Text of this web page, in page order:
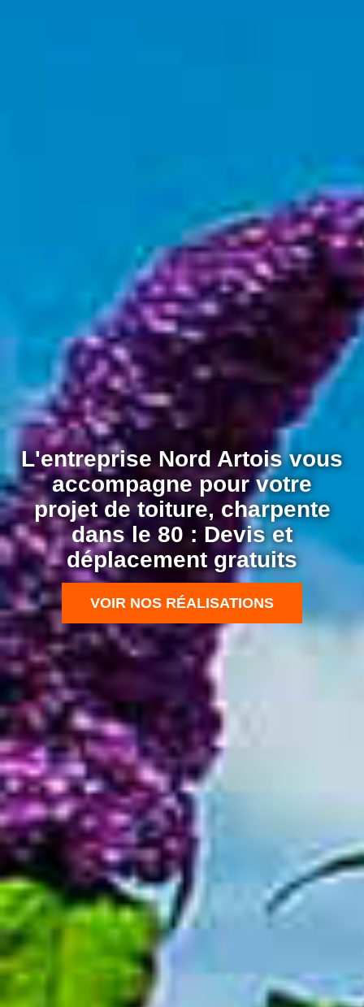
L'entreprise Nord Artois vous
accompagne pour votre
projet de toiture, charpente
dans le 80 : Devis et
déplacement gratuits
VOIR NOS RÉALISATIONS